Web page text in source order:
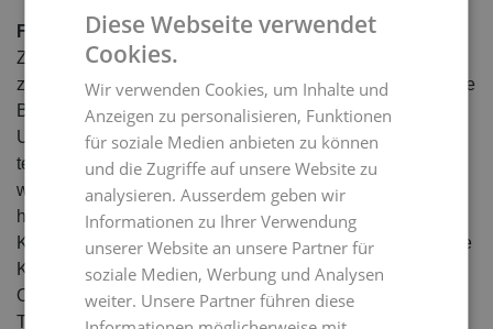
Fazit
Zahlreiche arbeitspsychologische Untersuchungen, bspw.
zur Telearbeit, zeigten keine Unterschiede in Bezug auf die
Belastungsfaktoren wie Zeitdruck, Arbeitskomplexität und
Unsicherheit (Nerdinger, Blickle, & Schaper, 2019). Die
teilweise geringeren Kommunikationsmöglichkeiten
wurden durch weniger Arbeitsunterbrechungen und einen
höheren Zeitspielraum kompensiert. Virtuelle Teams oder
Klassen kommunizieren in erster Linie durch elektronische
Kommunikationsmedien wie E-Mail, Internetdienste,
Online-Meetings, Web-Konferenzen etc. Gerade virtuelle
Treffen der Teilnehmenden mithilfe von Webinaren und
Diese Webseite verwendet
Cookies.
Wir verwenden Cookies, um Inhalte und
Anzeigen zu personalisieren, Funktionen
für soziale Medien anbieten zu können
und die Zugriffe auf unsere Website zu
analysieren. Ausserdem geben wir
Informationen zu Ihrer Verwendung
unserer Website an unsere Partner für
soziale Medien, Werbung und Analysen
weiter. Unsere Partner führen diese